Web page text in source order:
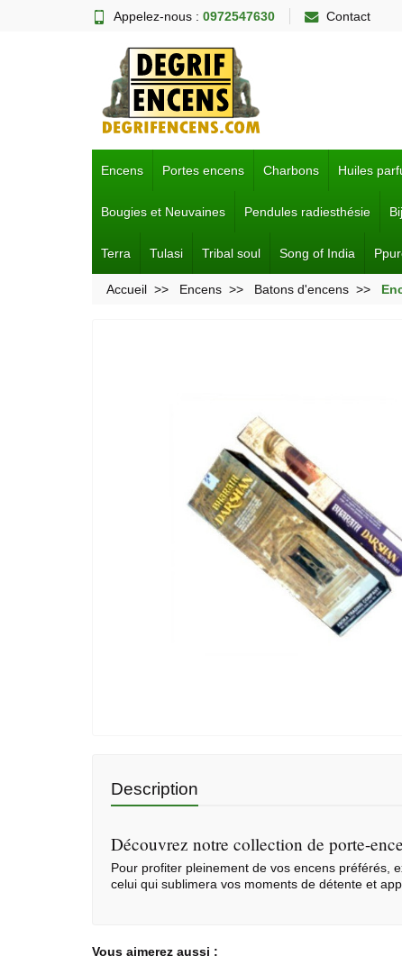
Appelez-nous : 0972547630 Contact
Encens Portes encens Charbons Huiles
Bougies et Neuvaines Pendules radiesthésie
Terra Tulasi Tribal soul Song of India
Accueil Encens Batons d'encens
Description
Découvrez notre collection de porte-
Pour profiter pleinement de vos encens préférés,
celui qui sublimera vos moments de détente et
Vous aimerez aussi :